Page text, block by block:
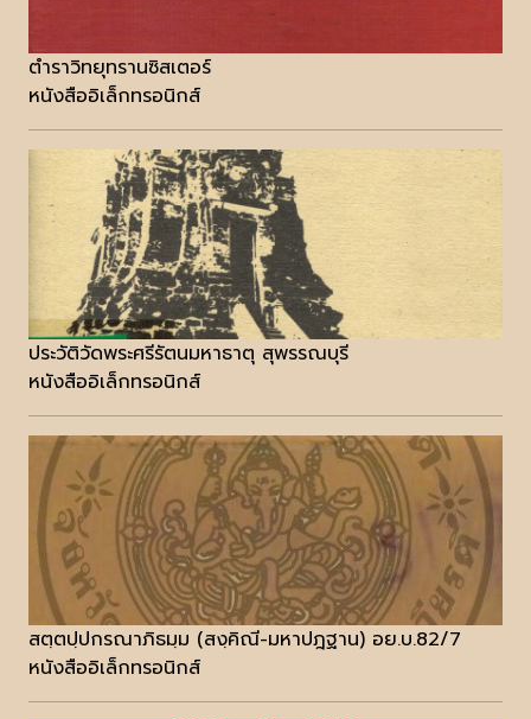
ตำราวิทยุทรานซิสเตอร์
หนังสืออิเล็กทรอนิกส์
ประวัติวัดพระศรีรัตนมหาธาตุ สุพรรณบุรี
หนังสืออิเล็กทรอนิกส์
สตฺตปฺปกรณาภิธมฺม (สงฺคิณี-มหาปฎฐาน) อย.บ.82/7
หนังสืออิเล็กทรอนิกส์